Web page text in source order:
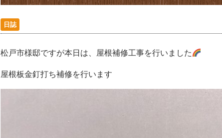
日誌
松戸市様邸ですが本日は、屋根補修工事を行いました
屋根板金釘打ち補修を行います